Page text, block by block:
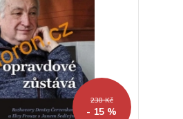
238 Kč
- 15 %